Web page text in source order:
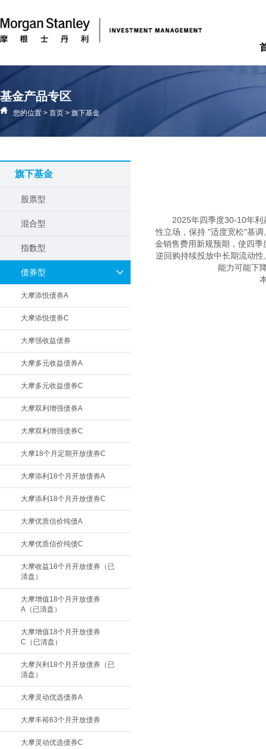
基金产品专区
您的位置 > 首页 > 旗下基金
旗下基金
股票型
混合型
指数型
债券型
大摩添悦债券A
大摩添悦债券C
大摩强收益债券
大摩多元收益债券A
大摩多元收益债券C
大摩双利增强债券A
大摩双利增强债券C
大摩18个月定期开放债券C
大摩添利18个月开放债券A
大摩添利18个月开放债券C
大摩优质信价纯债A
大摩优质信价纯债C
大摩收益18个月开放债券（已
清盘）
大摩增值18个月开放债券
A（已清盘）
大摩增值18个月开放债券
C（已清盘）
大摩兴利18个月开放债券（已
清盘）
大摩灵动优选债券A
大摩丰裕63个月开放债券
大摩灵动优选债券C
2025年四季度30-10年
性立场，保持 "适度宽松"基
金销售费用新规预期，使四
逆回购持续投放中长期流动
能力可能下
本